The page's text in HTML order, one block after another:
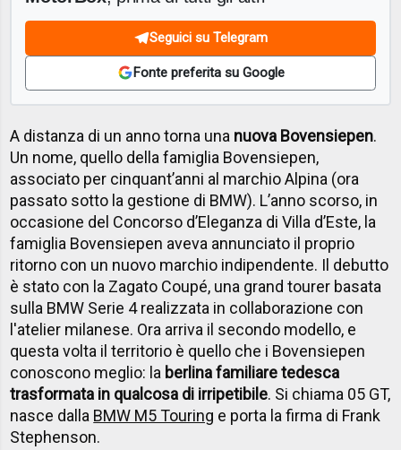
Seguici su Telegram
Fonte preferita su Google
A distanza di un anno torna una nuova Bovensiepen.
Un nome, quello della famiglia Bovensiepen,
associato per cinquant’anni al marchio Alpina (ora
passato sotto la gestione di BMW). L’anno scorso, in
occasione del Concorso d’Eleganza di Villa d’Este, la
famiglia Bovensiepen aveva annunciato il proprio
ritorno con un nuovo marchio indipendente. Il debutto
è stato con la Zagato Coupé, una grand tourer basata
sulla BMW Serie 4 realizzata in collaborazione con
l'atelier milanese. Ora arriva il secondo modello, e
questa volta il territorio è quello che i Bovensiepen
conoscono meglio: la berlina familiare tedesca
trasformata in qualcosa di irripetibile. Si chiama 05 GT,
nasce dalla BMW M5 Touring e porta la firma di Frank
Stephenson.